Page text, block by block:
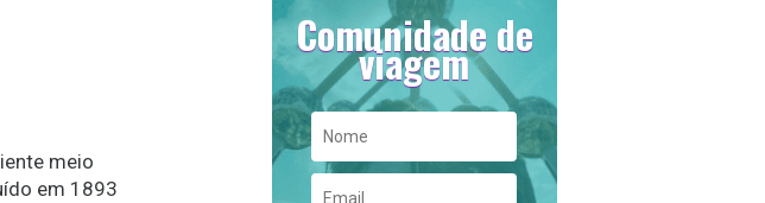
meio
em 1893
Comunidade de
viagem